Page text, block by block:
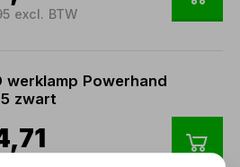
excl. BTW
werklamp Powerhand
zwart